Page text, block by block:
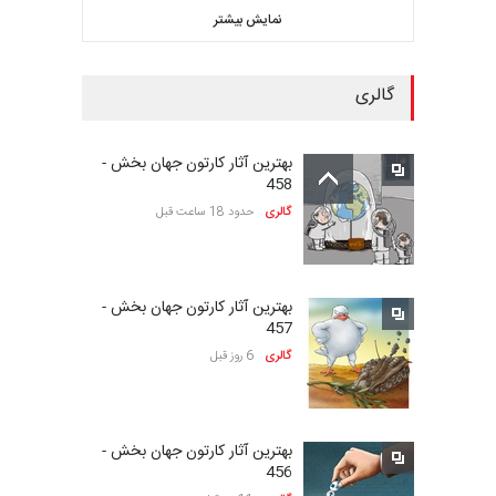
مهلت 23 روز دیگر
مهلت 23 روز دیگر
مهلت 23 روز دیگر
مهلت 25 روز دیگر
نمایش بیشتر
گالری
بهترین آثار کارتون جهان بخش -
458
گالری حدود 18 ساعت قبل
بهترین آثار کارتون جهان بخش -
457
گالری 6 روز قبل
بهترین آثار کارتون جهان بخش -
456